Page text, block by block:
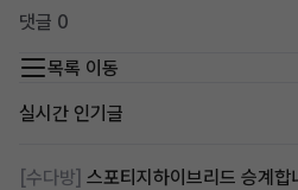
댓글 0
목록 이동
실시간 인기글
[수다방] 스포티지하이브리드 승계합